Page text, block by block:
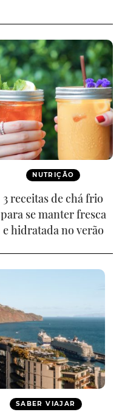
NUTRIÇÃO
3 receitas de chá frio
para se manter fresca
e hidratada no verão
SABER VIAJAR